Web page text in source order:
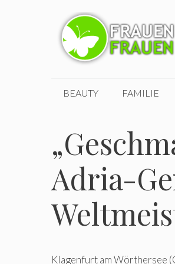
BEAUTY FAMILIE
Adria-
Klagenfurt am Wörthersee